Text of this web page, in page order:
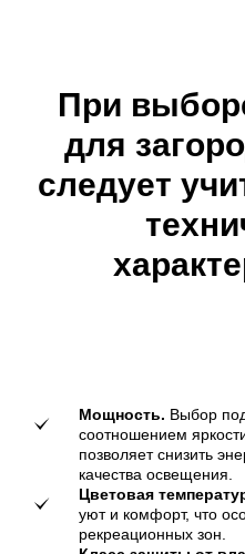
При
для
следует
Мощность. Выбор
соотношением
позволяет снизить
качества освещения.
Цветовая
уют и комфорт, что
рекреационных зон.